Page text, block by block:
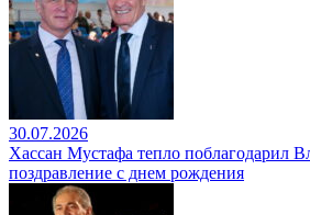
30.07.2026
Хассан Мустафа тепло поблагодарил
поздравление с днем рождения